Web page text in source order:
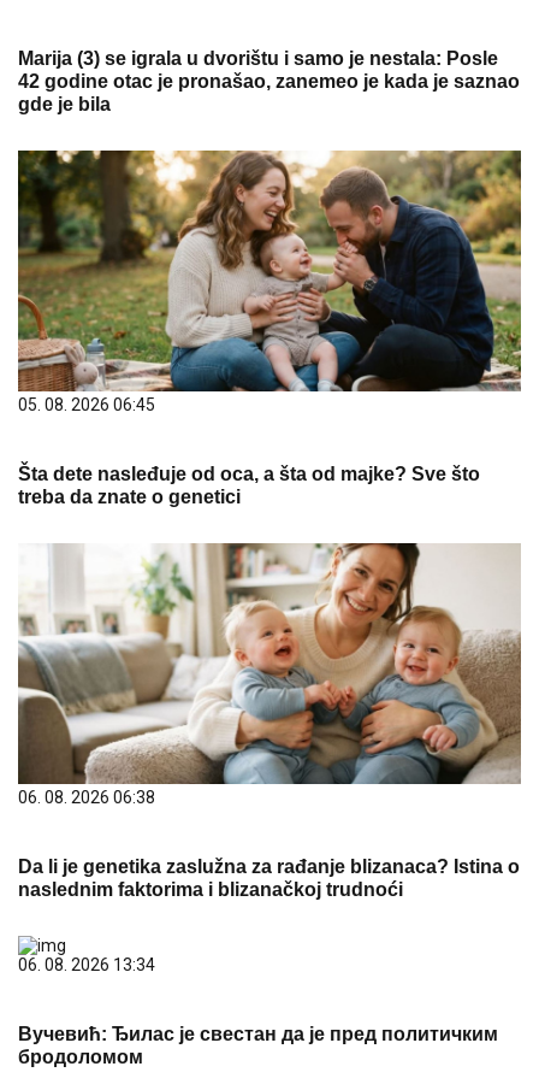
Marija (3) se igrala u dvorištu i samo je nestala: Posle
42 godine otac je pronašao, zanemeo je kada je saznao
gde je bila
05. 08. 2026 06:45
Šta dete nasleđuje od oca, a šta od majke? Sve što
treba da znate o genetici
06. 08. 2026 06:38
Da li je genetika zaslužna za rađanje blizanaca? Istina o
naslednim faktorima i blizanačkoj trudnoći
06. 08. 2026 13:34
Вучевић: Ђилас је свестан да је пред политичким
бродоломом